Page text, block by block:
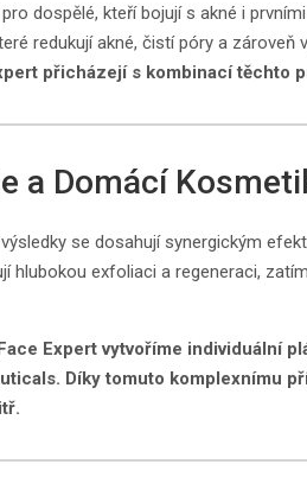
dospělé, kteří bojují s akné i
redukují akné, čistí póry a zároveň
přicházejí s kombinací těchto
a Domácí
se dosahují synergickým
hlubokou exfoliaci a regeneraci,
Expert vytvoříme individuální
Díky tomuto komplexnímu